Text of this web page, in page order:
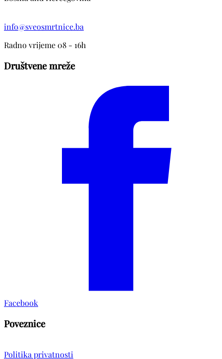
info@sveosmrtnice.ba
Radno vrijeme 08 - 16h
Društvene mreže
Facebook
Poveznice
Politika privatnosti